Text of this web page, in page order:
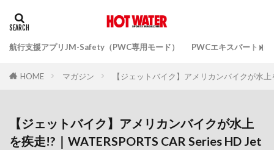
航行支援アプリJM-Safety（PWC専用モード） PWCエキスパートガ
HOME マガジン 【ジェットバイク】アメリカンバイクが水
【ジェットバイク】アメリカンバイクが水上
を疾走!?｜WATERSPORTS CAR Series HD Jet